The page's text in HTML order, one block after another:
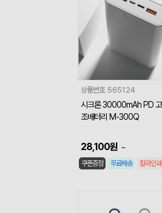
상품번호 565124
시크론 30000mAh PD 고
조배터리 M-300Q
28,100원 ~
쿠폰증정 무료배송 칼라인쇄